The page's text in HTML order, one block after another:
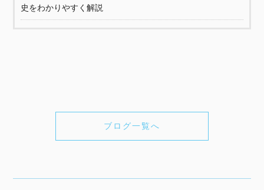
史をわかりやすく解説
ブログ一覧へ